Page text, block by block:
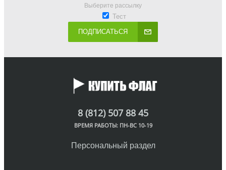
Выберите рассылку
Тест
ПОДПИСАТЬСЯ
8 (812) 507 88 45
ВРЕМЯ РАБОТЫ: ПН-ВС 10-19
Персональный раздел